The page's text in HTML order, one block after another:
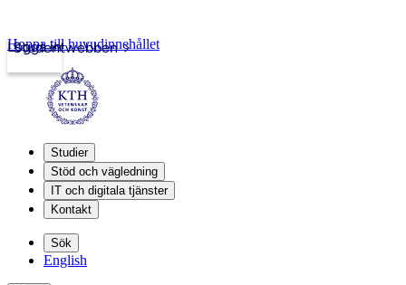
Studentwebben
Logga in
Hoppa till huvudinnehållet
Studier
Stöd och vägledning
IT och digitala tjänster
Kontakt
Sök
English